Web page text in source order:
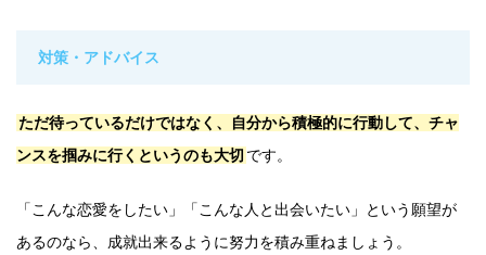
対策・アドバイス
ただ待っているだけではなく、自分から積極的に行動して、チャ
ンスを掴みに行くというのも大切 です。
「こんな恋愛をしたい」「こんな人と出会いたい」という願望が
あるのなら、成就出来るように努力を積み重ねましょう。